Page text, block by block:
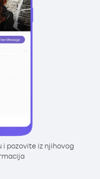
pozovite iz njihovog